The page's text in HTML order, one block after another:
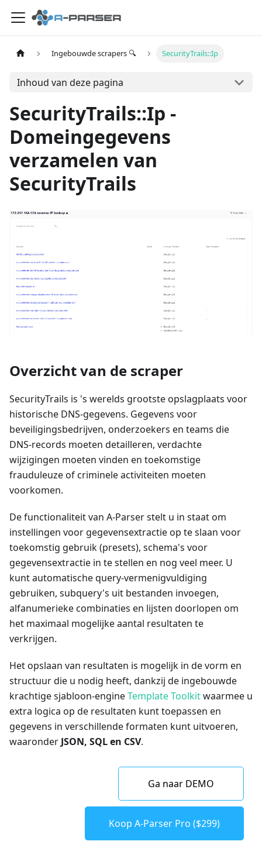
Ingebouwde scrapers 🔍 SecurityTrails::Ip
Inhoud van deze pagina
SecurityTrails::Ip -
Domeingegevens
verzamelen van
SecurityTrails
Overzicht van de scraper
SecurityTrails is 's werelds grootste opslagplaats voor
historische DNS-gegevens. Gegevens voor
beveiligingsbedrijven, onderzoekers en teams die
DNS-records moeten detailleren, verdachte
wijzigingen moeten vinden en toekomstige
frauduleuze of criminele activiteiten moeten
voorkomen.
De functionaliteit van A-Parser stelt u in staat om
instellingen voor gegevensextractie op te slaan voor
toekomstig gebruik (presets), schema's voor
gegevensextractie in te stellen en nog veel meer. U
kunt automatische query-vermenigvuldiging
gebruiken, subquery's uit bestanden invoegen,
alfanumerieke combinaties en lijsten doorlopen om
het maximaal mogelijke aantal resultaten te
verkrijgen.
Het opslaan van resultaten is mogelijk in de vorm en
structuur die u nodig heeft, dankzij de ingebouwde
krachtige sjabloon-engineTemplate Toolkitwaarmee u
extra logica op de resultaten kunt toepassen en
gegevens in verschillende formaten kunt uitvoeren,
waaronder JSON, SQL en CSV.
Ga naar DEMO
Koop A-Parser Pro ($299)